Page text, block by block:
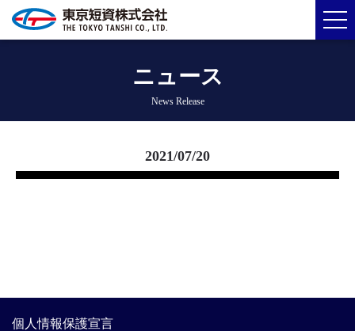
ニュース
News Release
2021/07/20
個人情報保護宣言